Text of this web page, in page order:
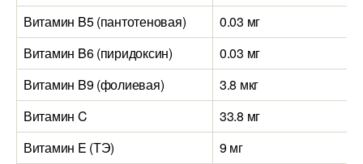
Витамин B5 (пантотеновая)
0.03 мг
Витамин B6 (пиридоксин)
0.03 мг
Витамин B9 (фолиевая)
3.8 мкг
Витамин C
33.8 мг
Витамин E (ТЭ)
9 мг